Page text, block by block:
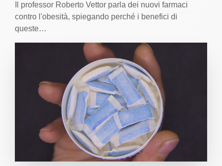
Il professor Roberto Vettor parla dei nuovi farmaci
contro l'obesità, spiegando perché i benefici di
queste…